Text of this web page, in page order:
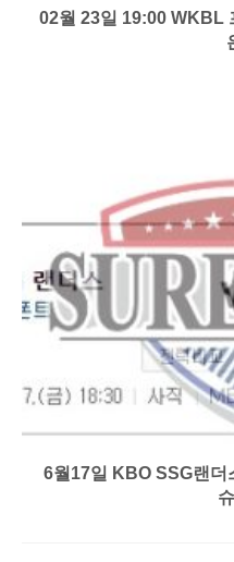
02월 23일 19:00 WKBL
6월17일 KBO SSG랜더